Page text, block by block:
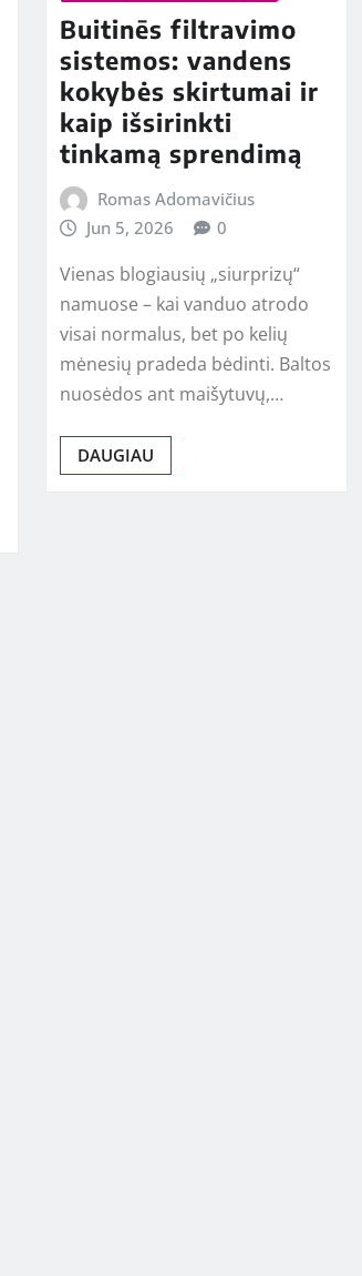
Buitinēs filtravimo
sistemos: vandens
kokybės skirtumai ir
kaip išsirinkti
tinkamą sprendimą
Romas Adomavičius
Jun 5, 2026
0
Vienas blogiausių „siurprizų“
namuose – kai vanduo atrodo
visai normalus, bet po kelių
mėnesių pradeda bėdinti. Baltos
nuosėdos ant maišytuvų,…
DAUGIAU